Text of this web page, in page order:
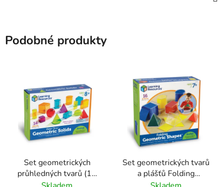
Podobné produkty
Set geometrických
průhledných tvarů (14
kusů)
Set geometrických tvarů
a plášťů Folding
Geometric Shapes™